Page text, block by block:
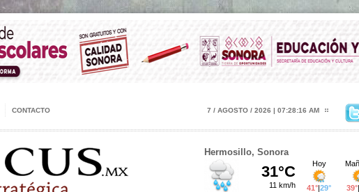
CONTACTO 7 / AGOSTO / 2026 | 07:28:17 AM
Hermosillo, Sonora